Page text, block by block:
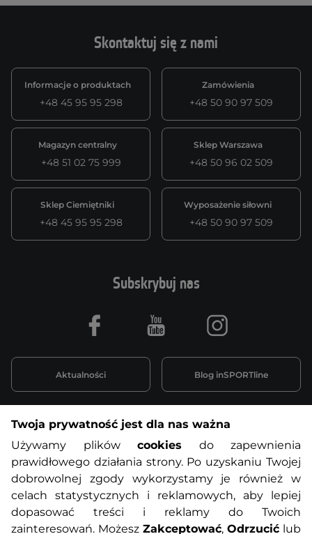
Skontaktuj się z nami
Informacje o produktach
+48 45 95 95 298
Zamówienia
+48 50 90 97 509
Magazyn centralny
+48 51 02 75 999
Sklep Warszawa
+48 50 96 02 509
Sklep Ciemiętniki
+48 45 95 95 298
Wyposażenie siłowni
+48 50 90 97 509
Informacje o zakupach
O nas Regulamin sklepu
Polityka prywatności Koszty przesyłek
Subskrybuj nas
Aktualności Blog inSPORTline
Facebook Youtube Instagram
Twoja prywatność jest dla nas ważna
Używamy plików cookies do zapewnienia
prawidłowego działania strony. Po uzyskaniu Twojej
dobrowolnej zgody wykorzystamy je również w
celach statystycznych i reklamowych, aby lepiej
dopasować treści i reklamy do Twoich
zainteresowań. Możesz Zakceptować, Odrzucić lub